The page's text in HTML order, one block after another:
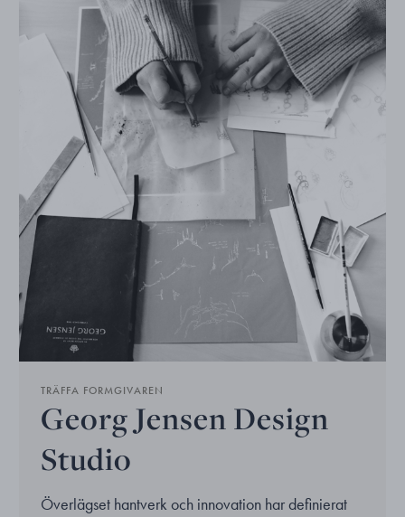
TRÄFFA FORMGIVAREN
Georg Jensen Design
Studio
Överlägset hantverk och innovation har definierat